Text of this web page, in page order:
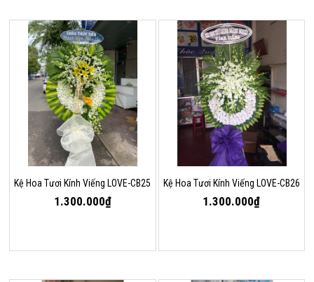
Kệ Hoa Tươi Kính Viếng LOVE-CB25
1.300.000₫
Kệ Hoa Tươi Kính Viếng LOVE-CB26
1.300.000₫